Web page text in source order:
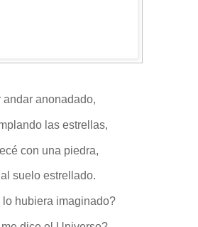
andar anonadado,
las estrellas,
con una piedra,
suelo estrellado.
lo hubiera imaginado?